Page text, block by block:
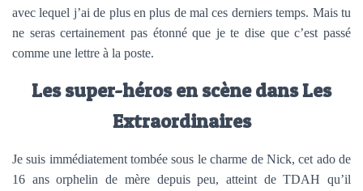
avec lequel j’ai de plus en plus de mal ces derniers temps. Mais tu
ne seras certainement pas étonné que je te dise que c’est passé
comme une lettre à la poste.
Les super-héros en scène dans Les
Extraordinaires
Je suis immédiatement tombée sous le charme de Nick, cet ado de
16 ans orphelin de mère depuis peu, atteint de TDAH qu’il